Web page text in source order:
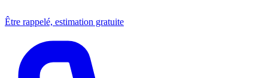
Être rappelé, estimation gratuite